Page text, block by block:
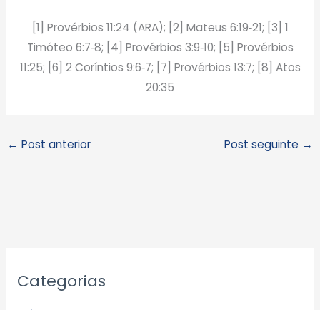
[1] Provérbios 11:24 (ARA); [2] Mateus 6:19‑21; [3] 1
Timóteo 6:7‑8; [4] Provérbios 3:9‑10; [5] Provérbios
11:25; [6] 2 Coríntios 9:6‑7; [7] Provérbios 13:7; [8] Atos
20:35
← Post anterior Post seguinte →
Categorias
r